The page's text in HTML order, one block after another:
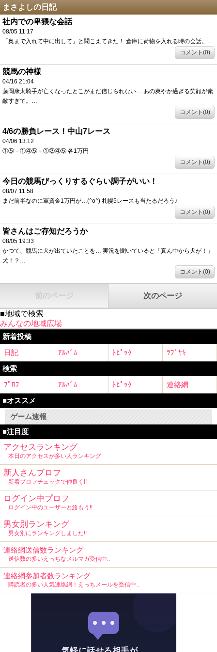
まさよしの日記
社内での卑猥な会話
08/05 11:17
「奥まで入れて中に出して」と聞こえてきた！ 倉庫に荷物を入れる時の会話。…
コメント(0)
競馬の神様
04/16 21:04
藤岡康太騎手が亡くなったとこがまだ信じられない… あの爽やか過ぎる笑顔が素
敵すぎて。…
コメント(0)
4/6の勝負レース！中山7レース
04/06 13:12
①⑤－①④⑤－①③④⑤ 各1万円
コメント(0)
今日の競馬びっくりするぐらい調子がいい！
08/07 11:58
まだ前半なのに軍資金1万円が…(^o^) 札幌5レースも当たるだろう♪
コメント(0)
皆さんはご存知だろうか
08/05 19:33
かつて、競馬に犬が出ていたことを… 実況を聞いていると「真ん中から犬が！」
犬！？…
コメント(0)
前のページ 次のページ
■地域で検索
みんなの地域広場
新着投稿
日記
ｱﾙﾊﾞﾑ ﾄﾋﾟｯｸ
ﾂﾌﾞﾔｷ
検索
ﾌﾟﾛﾌ
ｱﾙﾊﾞﾑ ﾄﾋﾟｯｸ
連絡網
■オススメ
ゲーム速報
■注目度
アクセスランキング
本日のアクセスが多い人ランキング
新人さんプロフ
新着プロフチェックで仲良く!!
ログイン中プロフ
ログイン中のユーザーと絡もう!!
男女別ランキング
男女別にランキングしました!!
連絡網送信数ランキング
送信数の多いえっちなメルマガ受信中..
連絡網参加者数ランキング
購読者の多い人気連絡網！えっちメールを受信中..